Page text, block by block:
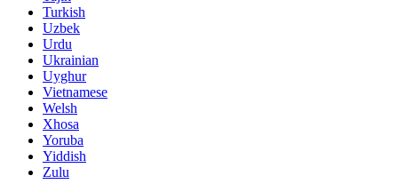
Turkish
Uzbek
Urdu
Ukrainian
Uyghur
Vietnamese
Welsh
Xhosa
Yoruba
Yiddish
Zulu